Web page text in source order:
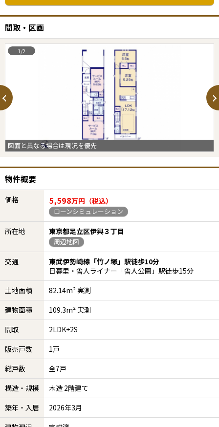
間取・区画
図面と異なる場合は現況を優先
1/2
物件概要
価格 5,598万円（税込）
ローンシミュレーション
所在地 東京都足立区伊興３丁目
周辺地図
交通
東武伊勢崎線「竹ノ塚」駅徒歩10分
日暮里・舎人ライナー「舎人公園」駅徒歩15分
土地面積
82.14m² 実測
建物面積
109.3m² 実測
間取
2LDK+2S
販売戸数
1戸
総戸数
全7戸
構造・規模
木造 2階建て
築年・入居
2026年3月